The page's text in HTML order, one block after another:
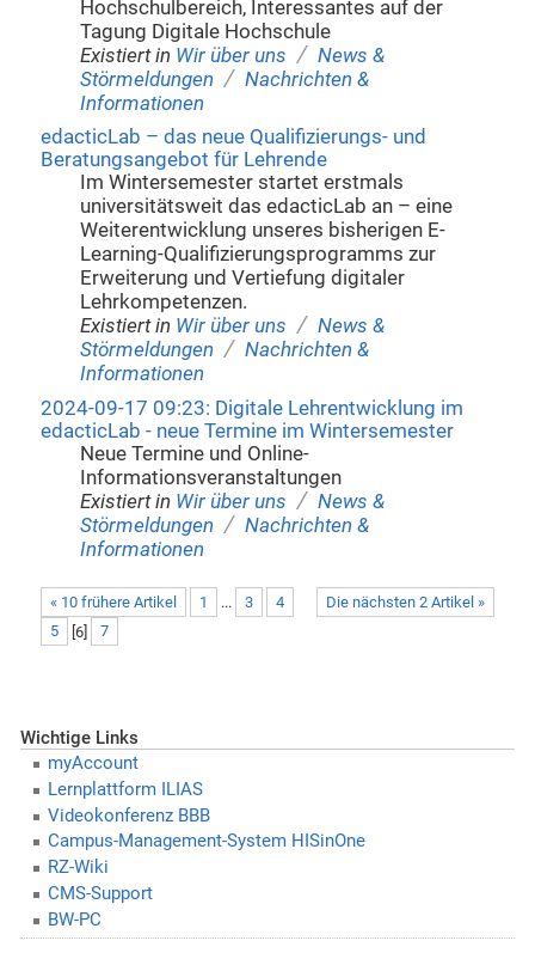
Hochschulbereich, Interessantes auf der
Tagung Digitale Hochschule
Existiert in Wir über uns / News &
Störmeldungen / Nachrichten &
Informationen
edacticLab – das neue Qualifizierungs- und
Beratungsangebot für Lehrende
Im Wintersemester startet erstmals
universitätsweit das edacticLab an – eine
Weiterentwicklung unseres bisherigen E-
Learning-Qualifizierungsprogramms zur
Erweiterung und Vertiefung digitaler
Lehrkompetenzen.
Existiert in Wir über uns / News &
Störmeldungen / Nachrichten &
Informationen
2024-09-17 09:23: Digitale Lehrentwicklung im
edacticLab - neue Termine im Wintersemester
Neue Termine und Online-
Informationsveranstaltungen
Existiert in Wir über uns / News &
Störmeldungen / Nachrichten &
Informationen
« 10 frühere Artikel Die nächsten 2 Artikel »
1 ... 3
4
5
[6] 7
Wichtige Links
myAccount
Lernplattform ILIAS
Videokonferenz BBB
Campus-Management-System HISinOne
RZ-Wiki
CMS-Support
BW-PC